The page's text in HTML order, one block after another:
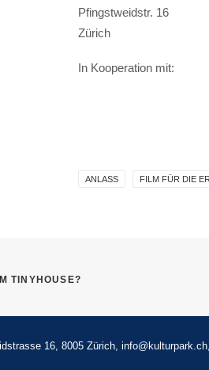
Pfingstweidstr. 16
Zürich
In Kooperation mit:
ANLASS FILM FÜR DIE
TINYHOUSE?
16, 8005 Zürich, info@kulturpark.ch